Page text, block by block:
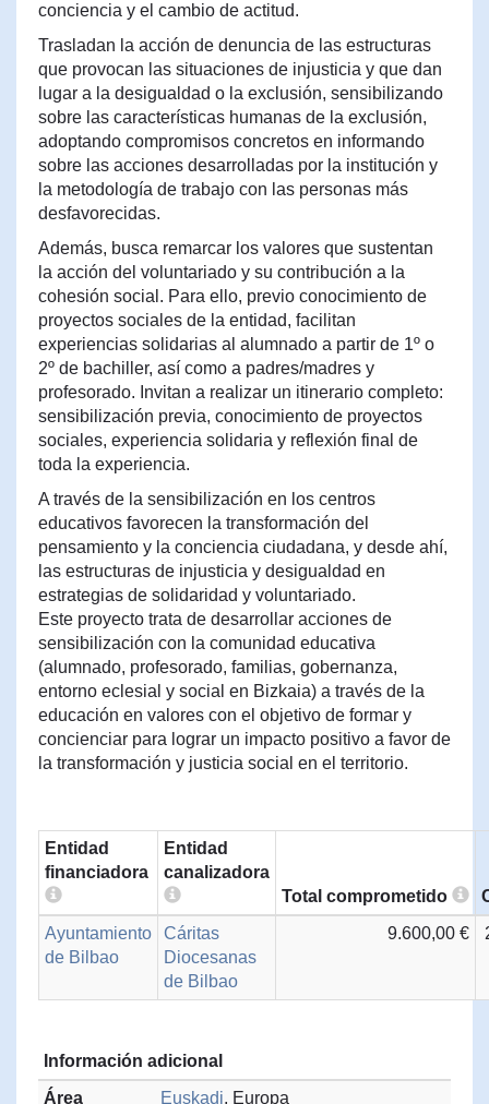
conciencia y el cambio de actitud.
Trasladan la acción de denuncia de las estructuras
que provocan las situaciones de injusticia y que dan
lugar a la desigualdad o la exclusión, sensibilizando
sobre las características humanas de la exclusión,
adoptando compromisos concretos en informando
sobre las acciones desarrolladas por la institución y
la metodología de trabajo con las personas más
desfavorecidas.
Además, busca remarcar los valores que sustentan
la acción del voluntariado y su contribución a la
cohesión social. Para ello, previo conocimiento de
proyectos sociales de la entidad, facilitan
experiencias solidarias al alumnado a partir de 1º o
2º de bachiller, así como a padres/madres y
profesorado. Invitan a realizar un itinerario completo:
sensibilización previa, conocimiento de proyectos
sociales, experiencia solidaria y reflexión final de
toda la experiencia.
A través de la sensibilización en los centros
educativos favorecen la transformación del
pensamiento y la conciencia ciudadana, y desde ahí,
las estructuras de injusticia y desigualdad en
estrategias de solidaridad y voluntariado.
Este proyecto trata de desarrollar acciones de
sensibilización con la comunidad educativa
(alumnado, profesorado, familias, gobernanza,
entorno eclesial y social en Bizkaia) a través de la
educación en valores con el objetivo de formar y
concienciar para lograr un impacto positivo a favor de
la transformación y justicia social en el territorio.
Entidad
financiadora
Entidad
canalizadora
Total comprometido
Ayuntamiento
de Bilbao
Cáritas
Diocesanas
de Bilbao
9.600,00 €
Información adicional
Área
Euskadi, Europa